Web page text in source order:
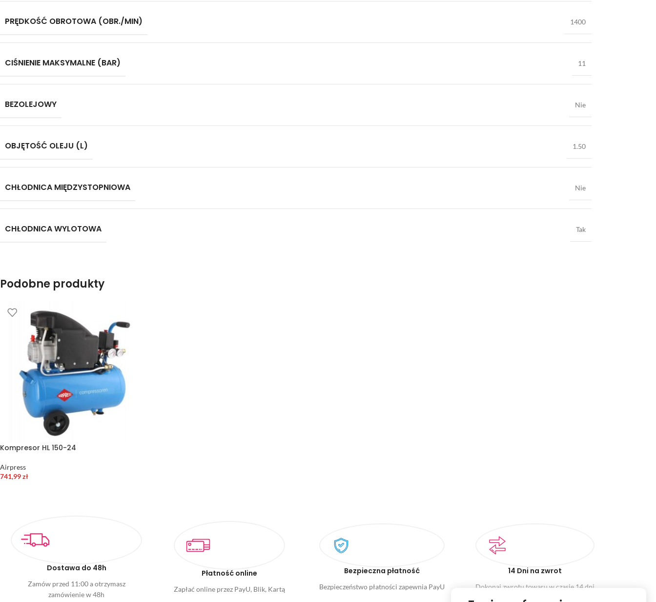
PRĘDKOŚĆ OBROTOWA (OBR./MIN) 1400
CIŚNIENIE MAKSYMALNE (BAR) 11
BEZOLEJOWY Nie
OBJĘTOŚĆ OLEJU (L) 1.50
CHŁODNICA MIĘDZYSTOPNIOWA Nie
CHŁODNICA WYLOTOWA Tak
Podobne produkty
Kompresor HL 150-24
Airpress
741,99zł
Dostawa do 48h
Zamów przed 11:00 a otrzymasz
zamówienie w 48h
Płatność online
Zapłać online przez PayU, Blik, Kartą
Bezpieczna płatność
Bezpieczeństwo płatności zapewnia PayU
14 Dni na zwrot
Dokonaj zwrotu towaru w czasie 14 dni